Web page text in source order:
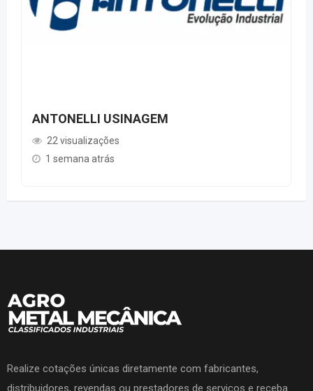
ANTONELLI USINAGEM
22 visualizações
1 semana atrás
Realize cotações únicas diretamente com fabricantes,
distribuidores, revendas ou prestadores de serviços e receba